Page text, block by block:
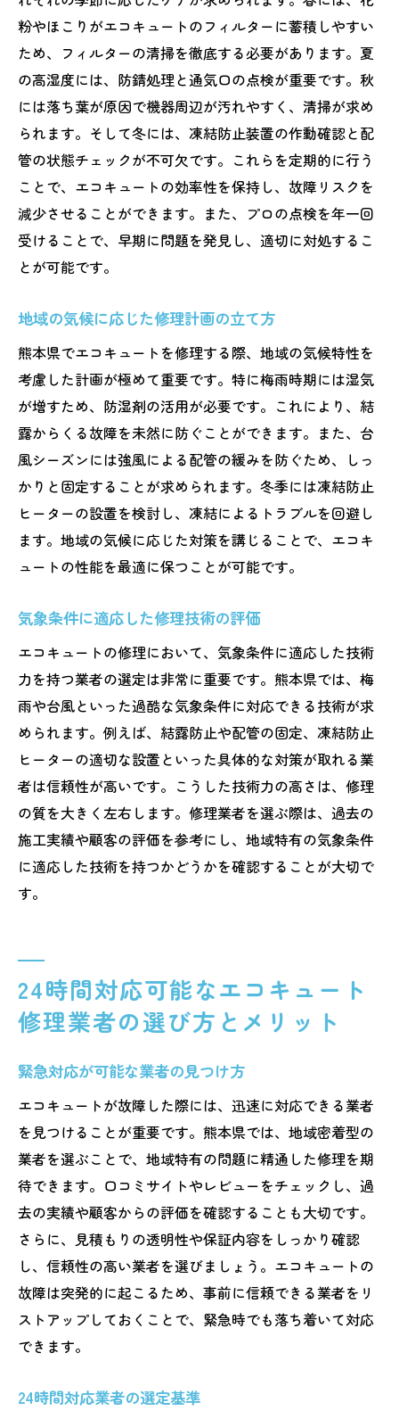
粉やほこりがエコキュートのフィルターに蓄積しやすい
ため、フィルターの清掃を徹底する必要があります。夏
の高湿度には、防錆処理と通気口の点検が重要です。秋
には落ち葉が原因で機器周辺が汚れやすく、清掃が求め
られます。そして冬には、凍結防止装置の作動確認と配
管の状態チェックが不可欠です。これらを定期的に行う
ことで、エコキュートの効率性を保持し、故障リスクを
減少させることができます。また、プロの点検を年一回
受けることで、早期に問題を発見し、適切に対処するこ
とが可能です。
地域の気候に応じた修理計画の立て方
熊本県でエコキュートを修理する際、地域の気候特性を
考慮した計画が極めて重要です。特に梅雨時期には湿気
が増すため、防湿剤の活用が必要です。これにより、結
露からくる故障を未然に防ぐことができます。また、台
風シーズンには強風による配管の緩みを防ぐため、しっ
かりと固定することが求められます。冬季には凍結防止
ヒーターの設置を検討し、凍結によるトラブルを回避し
ます。地域の気候に応じた対策を講じることで、エコキ
ュートの性能を最適に保つことが可能です。
気象条件に適応した修理技術の評価
エコキュートの修理において、気象条件に適応した技術
力を持つ業者の選定は非常に重要です。熊本県では、梅
雨や台風といった過酷な気象条件に対応できる技術が求
められます。例えば、結露防止や配管の固定、凍結防止
ヒーターの適切な設置といった具体的な対策が取れる業
者は信頼性が高いです。こうした技術力の高さは、修理
の質を大きく左右します。修理業者を選ぶ際は、過去の
施工実績や顧客の評価を参考にし、地域特有の気象条件
に適応した技術を持つかどうかを確認することが大切で
す。
24時間対応可能なエコキュート
修理業者の選び方とメリット
緊急対応が可能な業者の見つけ方
エコキュートが故障した際には、迅速に対応できる業者
を見つけることが重要です。熊本県では、地域密着型の
業者を選ぶことで、地域特有の問題に精通した修理を期
待できます。口コミサイトやレビューをチェックし、過
去の実績や顧客からの評価を確認することも大切です。
さらに、見積もりの透明性や保証内容をしっかり確認
し、信頼性の高い業者を選びましょう。エコキュートの
故障は突発的に起こるため、事前に信頼できる業者をリ
ストアップしておくことで、緊急時でも落ち着いて対応
できます。
24時間対応業者の選定基準